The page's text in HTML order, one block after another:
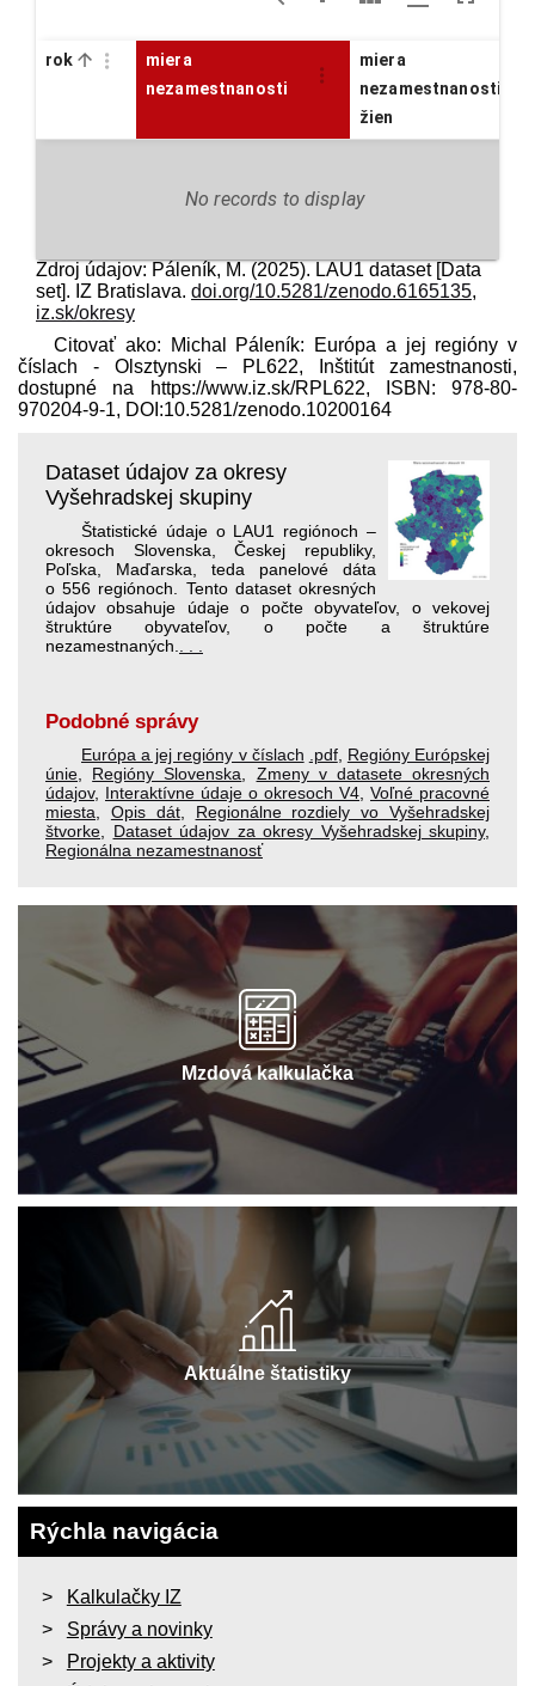
rok
miera
nezamestnanosti
miera
nezamestnanosti
žien
No records to display
Zdroj údajov: Páleník, M. (2025). LAU1 dataset [Data
set]. IZ Bratislava. doi.org/10.5281/zenodo.6165135,
iz.sk/okresy
Citovať ako: Michal Páleník: Európa a jej regióny v
číslach - Olsztynski – PL622, Inštitút zamestnanosti,
dostupné na https://www.iz.sk/​RPL622, ISBN: 978-80-
970204-9-1, DOI:10.5281/zenodo.10200164
Dataset údajov za okresy
Vyšehradskej skupiny
Štatistické údaje o LAU1 regiónoch –
okresoch Slovenska, Českej republiky,
Poľska, Maďarska, teda panelové dáta
o 556 regiónoch. Tento dataset okresných
údajov obsahuje údaje o počte obyvateľov, o vekovej
štruktúre obyvateľov, o počte a štruktúre
nezamestnaných.
Podobné správy
Európa a jej regióny v číslach .pdf, Regióny Európskej
únie
Regióny Slovenska
Zmeny v datasete okresných
údajov, Interaktívne údaje o okresoch V4 Voľné pracovné
miesta
Opis dát, Regionálne rozdiely vo Vyšehradskej
štvorke
Dataset údajov za okresy Vyšehradskej skupiny,
Regionálna nezamestnanosť
Mzdová kalkulačka
Aktuálne štatistiky
Rýchla navigácia
Kalkulačky IZ
Správy a novinky
Projekty a aktivity